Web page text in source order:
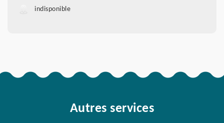
indisponible
Autres services